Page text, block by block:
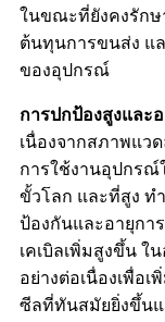
ในขณะที่ยังคงรัก
ต้นทุนการขนส่ง แ
ของอุปกรณ์
การปกป้องสูงและ
เนื่องจากสภาพแว
การใช้งานอุปกรณ์
ขั้วโลก และที่สูง ท
ป้องกันและอายุกา
เคเบิลเพิ่มสูงขึ้น
อย่างต่อเนื่องเพื่อ
ซีลที่ทันสมัยยิ่งขึ้นแ